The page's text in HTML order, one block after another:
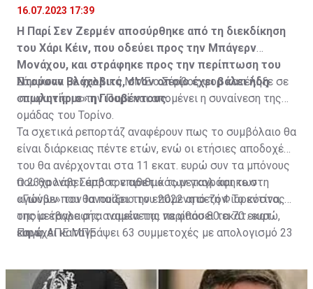
16.07.2023 17:39
Η Παρί Σεν Ζερμέν αποσύρθηκε από τη διεκδίκηση
του Χάρι Κέιν, που οδεύει προς την Μπάγερν
Μονάχου, και στράφηκε προς την περίπτωση του
Ντούσαν Βλάχοβιτς, στον οποίο έχει βάλει ήδη
«πωλητήριο» η Γιουβέντους.
Σύμφωνα με γαλλικά ΜΜΕ ο Σέρβος φορ κατέληξε σε
συμφωνία με την Παρί και απομένει η συναίνεση της
ομάδας του Τορίνο.
Τα σχετικά ρεπορτάζ αναφέρουν πως το συμβόλαιο θα
είναι διάρκειας πέντε ετών, ενώ οι ετήσιες αποδοχές
του θα ανέρχονται στα 11 εκατ. ευρώ συν τα μπόνους
που θα λάβει από τον αριθμό των γκολ και των
αγώνων που θα παίξει την επόμενη σεζόν. Το κόστος
της μεταγραφής αναμένεται να φθάσει τα 70 εκατ.
ευρώ.
Ο 23χρονος Σέρβος επιθετικός μεταγράφηκε στη
«Γιούβε» τον Ιανουάριο του 2022 από τη Φιορεντίνα, η
οποία έβαλε στα ταμεία της περίπου 80 εκατ. ευρώ,
και έχει καταγράψει 63 συμμετοχές με απολογισμό 23
Πηγή: ΑΠΕ ΜΠΕ